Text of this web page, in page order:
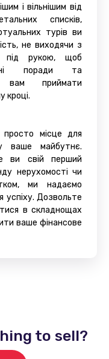
і вільнішим від
списків,
турів ви
не виходячи з
під рукою, щоб
поради та
вам приймати
кроці.
просто місце для
ваше майбутнє.
ви свій перший
нерухомості чи
ми надаємо
успіху. Дозвольте
в складнощах
ваше фінансове
to sell?